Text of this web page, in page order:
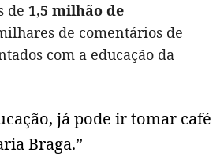
de 1,5 milhão de
de comentários de
com a educação da
já pode ir tomar café
Braga.”